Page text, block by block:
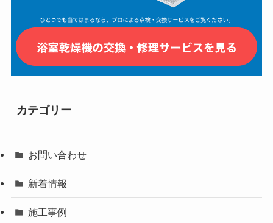
カテゴリー
お問い合わせ
新着情報
施工事例